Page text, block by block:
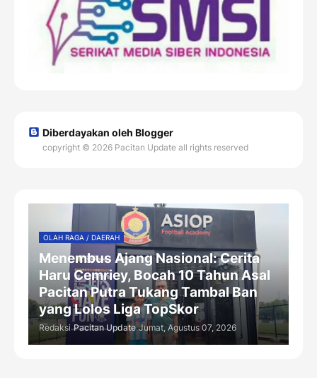
Diberdayakan oleh Blogger
copyright © 2026 Pacitan Update all rights reserved
OLAH RAGA / DAERAH
Menembus Ajang Nasional: Cerita
Haru Cemriey, Bocah 10 Tahun Asal
Pacitan Putra Tukang Tambal Ban
yang Lolos Liga TopSkor
Redaksi Pacitan Update Jumat, Agustus 07, 2026